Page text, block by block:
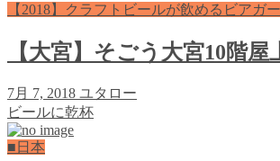
【2018】クラフトビールが飲めるビアガ
【大宮】そごう大宮10階
7月 7, 2018 ユタロー
ビールに乾杯
■日本